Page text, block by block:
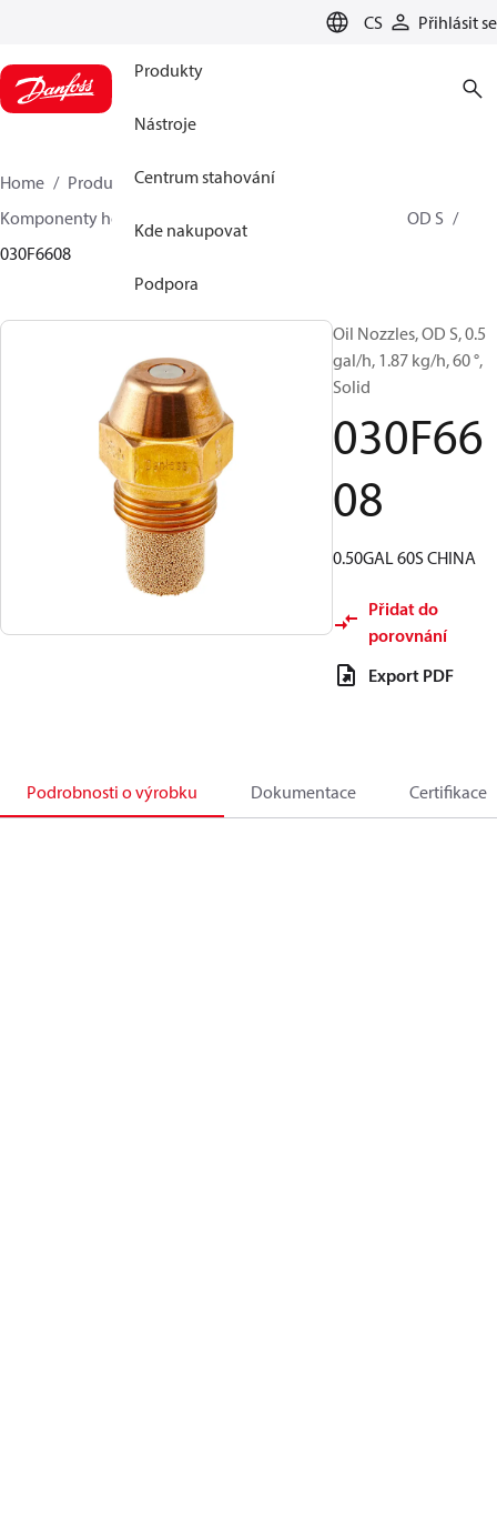
CS Přihlásit se
Produkty
Nástroje
Centrum stahování
Kde nakupovat
Podpora
Home Produkty
Climate Solutions pro vytápění
Komponenty hořáků
OD B / OD H / OD S
030F6608
Oil Nozzles, OD S, 0.5
gal/h, 1.87 kg/h, 60 °,
Solid
030F66
08
0.50GAL 60S CHINA
Přidat do
porovnání
Export PDF
Podrobnosti o výrobku Dokumentace Certifikace